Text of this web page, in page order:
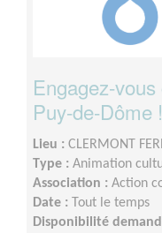
Engagez-
Puy-de-Dôme !
Lieu : CLERMONT
Type : Animation
Association : Action
Date :
Tout le temps
Disponibilité